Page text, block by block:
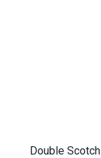
Double Scotch